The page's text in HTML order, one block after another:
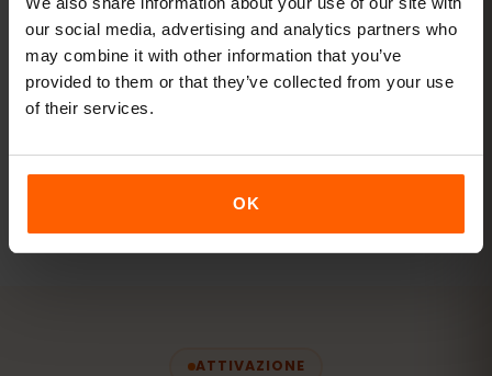
our social media, advertising and analytics partners who
may combine it with other information that you’ve
provided to them or that they’ve collected from your use
of their services.
OK
tablet.
CONSIGLIATO20 GB+ o Illimitato
Vedi i pacchetti
dispositivo, dalle impostazioni delle app e dall'uso.
ATTIVAZIONE